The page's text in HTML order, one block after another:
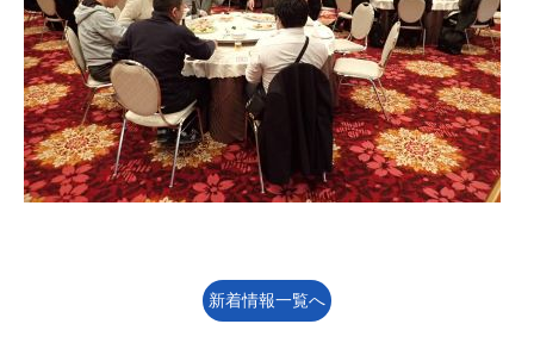
新着情報一覧へ